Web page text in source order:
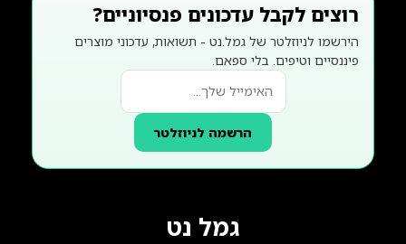
רוצים לקבל עדכונים פנסיוניים?
הירשמו לניוזלטר של גמל.נט - תשואות, עדכוני מוצרים
פיננסיים וטיפים. בלי ספאם.
הרשמה לניוזלטר
גמל נט